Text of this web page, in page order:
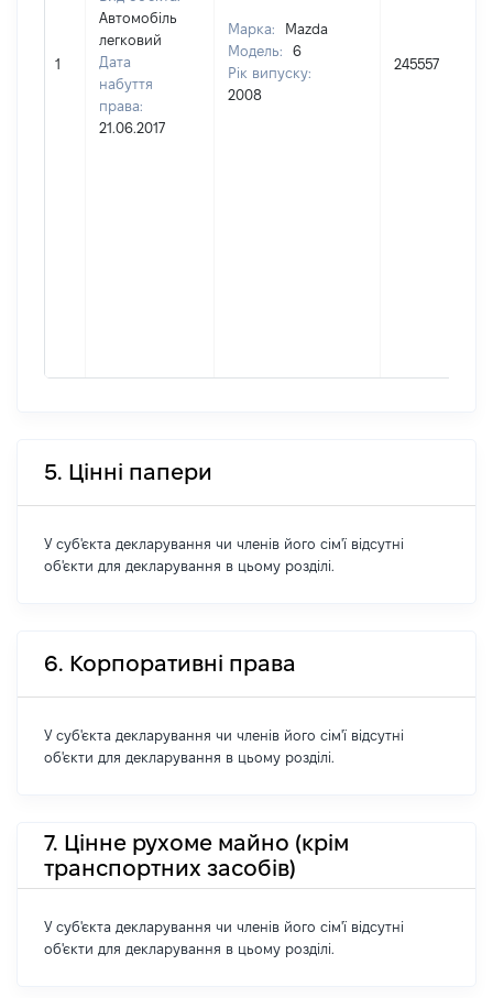
1
Автомобіль
легковий
Дата
набуття
права:
21.06.2017
Марка:
Mazda
Модель:
6
Рік випуску:
2008
245557
5. Цінні папери
У суб'єкта декларування чи членів його сім'ї відсутні
об'єкти для декларування в цьому розділі.
6. Корпоративні права
У суб'єкта декларування чи членів його сім'ї відсутні
об'єкти для декларування в цьому розділі.
7. Цінне рухоме майно (крім
транспортних засобів)
У суб'єкта декларування чи членів його сім'ї відсутні
об'єкти для декларування в цьому розділі.